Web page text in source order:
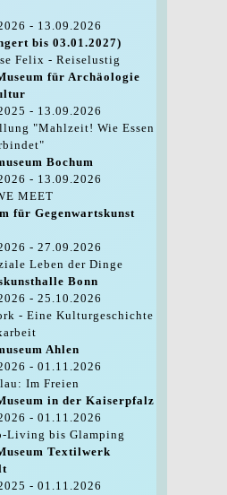
- 13.09.2026
bis 03.01.2027)
Felix - Reiselustig
für Archäologie
- 13.09.2026
"Mahlzeit! Wie Essen
Bochum
- 13.09.2026
MEET
für Gegenwartskunst
- 27.09.2026
Leben der Dinge
Bonn
- 25.10.2026
- Eine Kulturgeschichte
Ahlen
- 01.11.2026
Im Freien
in der Kaiserpfalz
- 01.11.2026
Living bis Glamping
Textilwerk
- 01.11.2026